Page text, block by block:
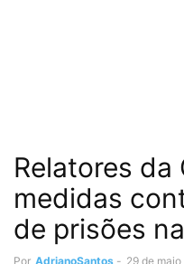
Relatores da
medidas
de prisões
Por AdrianoSantos - 29 de